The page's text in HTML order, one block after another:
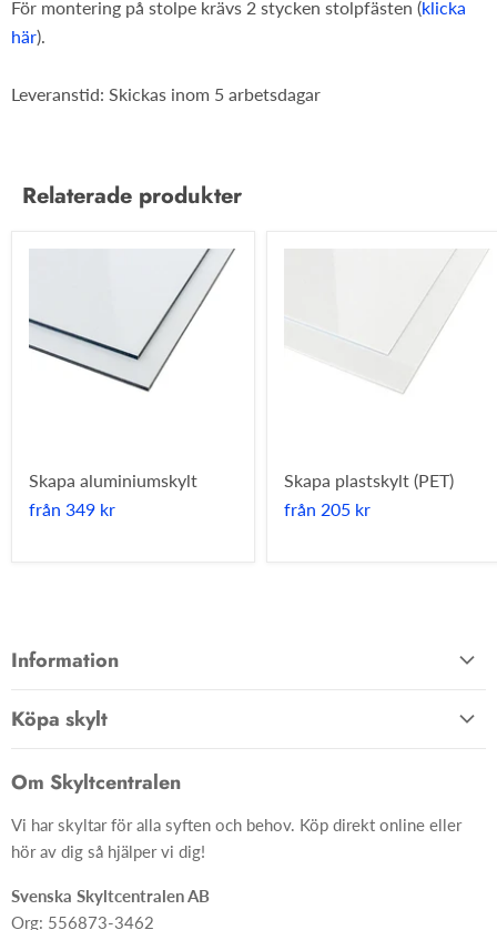
För montering på stolpe krävs 2 stycken stolpfästen (klicka
här).
Leveranstid: Skickas inom 5 arbetsdagar
Relaterade produkter
Skapa aluminiumskylt
från 349 kr
Skapa plastskylt (PET)
från 205 kr
Information
Om oss
Ångra ditt köp
Köpa skylt
Material
Skyltar
Skapa skylt från grunden
Om Skyltcentralen
Vi har skyltar för alla syften och behov. Köp direkt online eller
hör av dig så hjälper vi dig!
Svenska Skyltcentralen AB
Org: 556873-3462